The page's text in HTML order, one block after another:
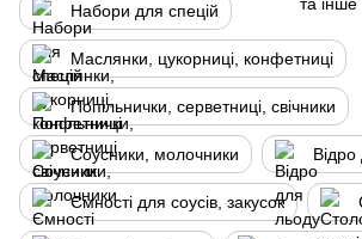
Набори для спецій
Маслянки, цукорниці, конфетниці
Попільнички, серветниці, свічники
Соусники, молочники
Ємності для соусів, закусок